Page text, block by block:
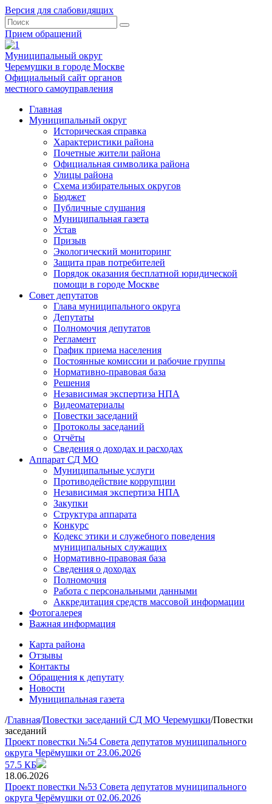
Версия для слабовидящих
Прием обращений
Муниципальный округ
Черемушки в городе Москве
Официальный сайт органов
местного самоуправления
Главная
Муниципальный округ
Историческая справка
Характеристики района
Почетные жители района
Официальная символика района
Улицы района
Схема избирательных округов
Бюджет
Публичные слушания
Муниципальная газета
Устав
Призыв
Экологический мониторинг
Защита прав потребителей
Порядок оказания бесплатной юридической
помощи в городе Москве
Совет депутатов
Глава муниципального округа
Депутаты
Полномочия депутатов
Регламент
График приема населения
Постоянные комиссии и рабочие группы
Нормативно-правовая база
Решения
Независимая экспертиза НПА
Видеоматериалы
Повестки заседаний
Протоколы заседаний
Отчёты
Сведения о доходах и расходах
Аппарат СД МО
Муниципальные услуги
Противодействие коррупции
Независимая экспертиза НПА
Закупки
Структура аппарата
Конкурс
Кодекс этики и служебного поведения
муниципальных служащих
Нормативно-правовая база
Сведения о доходах
Полномочия
Работа с персональными данными
Аккредитация средств массовой информации
Фотогалерея
Важная информация
Карта района
Отзывы
Контакты
Обращения к депутату
Новости
Муниципальная газета
/Главная/Повестки заседаний СД МО Черемушки/Повестки
заседаний
Проект повестки №54 Совета депутатов муниципального
округа Черёмушки от 23.06.2026
57.5 КБ
18.06.2026
Проект повестки №53 Совета депутатов муниципального
округа Черёмушки от 02.06.2026